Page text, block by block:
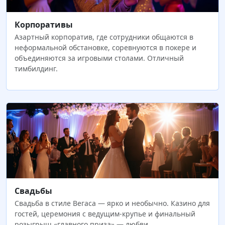
Корпоративы
Азартный корпоратив, где сотрудники общаются в
неформальной обстановке, соревнуются в покере и
объединяются за игровыми столами. Отличный
тимбилдинг.
Свадьбы
Свадьба в стиле Вегаса — ярко и необычно. Казино для
гостей, церемония с ведущим-крупье и финальный